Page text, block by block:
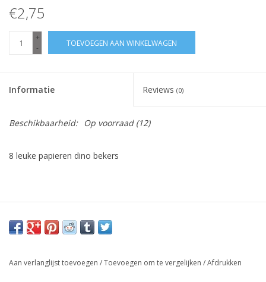
€2,75
+
-
TOEVOEGEN AAN WINKELWAGEN
Informatie Reviews (0)
Beschikbaarheid: Op voorraad(12)
8 leuke papieren dino bekers
Aan verlanglijst toevoegen /Toevoegen om te vergelijken /Afdrukken